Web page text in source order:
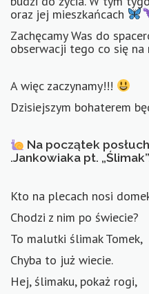
KRZYWOUSTEGO
KONTAKT
oraz jej mieszkańcach
Zachęcamy Was do
obserwacji tego co się na
A więc zaczynamy!!!
Dzisiejszym bohaterem
Na początek
.Jankowiaka pt.
Kto na plecach nosi
Chodzi z nim po świecie?
To malutki ślimak Tomek,
Chyba to już wiecie.
Hej, ślimaku, pokaż rogi,